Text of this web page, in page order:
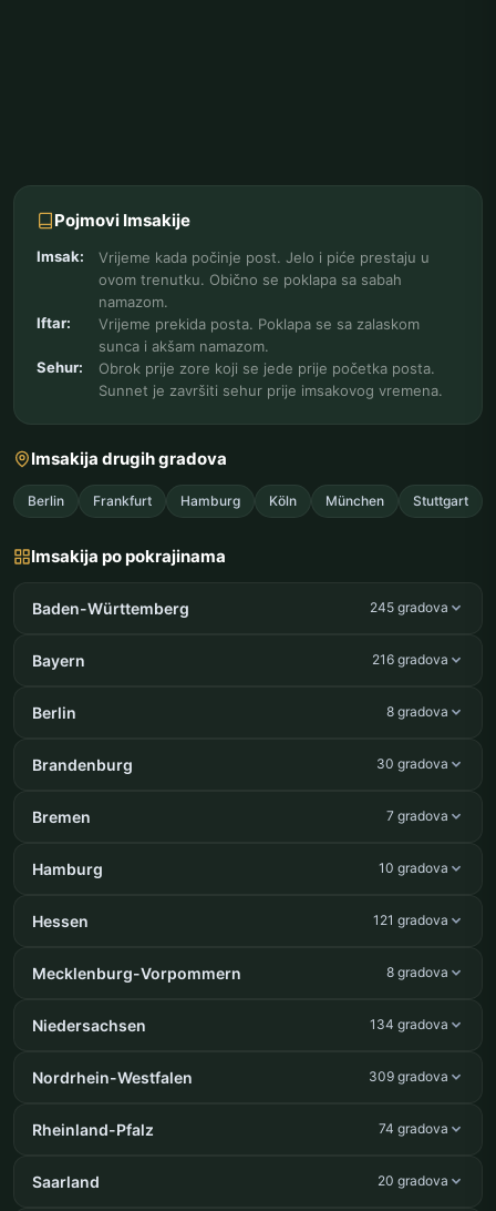
Pojmovi Imsakije
Imsak:
Vrijeme kada počinje post. Jelo i piće prestaju u
ovom trenutku. Obično se poklapa sa sabah
namazom.
Iftar:
Vrijeme prekida posta. Poklapa se sa zalaskom
sunca i akšam namazom.
Sehur:
Obrok prije zore koji se jede prije početka posta.
Sunnet je završiti sehur prije imsakovog vremena.
Imsakija drugih gradova
Berlin Frankfurt Hamburg Köln München Stuttgart
Imsakija po pokrajinama
Baden-Württemberg 245 gradova
Bayern 216 gradova
Berlin 8 gradova
Brandenburg 30 gradova
Bremen 7 gradova
Hamburg 10 gradova
Hessen 121 gradova
Mecklenburg-Vorpommern 8 gradova
Niedersachsen 134 gradova
Nordrhein-Westfalen 309 gradova
Rheinland-Pfalz 74 gradova
Saarland 20 gradova